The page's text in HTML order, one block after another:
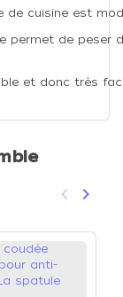
de cuisine est
permet de peser
et donc très
Précédent
keyboard_arrow_left keyboard_arrow_right